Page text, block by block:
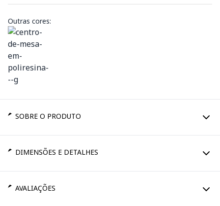
Outras cores:
SOBRE O PRODUTO
DIMENSÕES E DETALHES
AVALIAÇÕES